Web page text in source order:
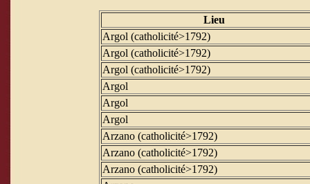
Lieu
Argol (catholicité>1792)
Argol (catholicité>1792)
Argol (catholicité>1792)
Argol
Argol
Argol
Arzano (catholicité>1792)
Arzano (catholicité>1792)
Arzano (catholicité>1792)